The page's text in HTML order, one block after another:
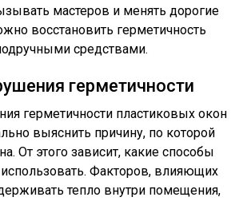
мастеров и менять дорогие
восстановить герметичность
средствами.
герметичности
герметичности пластиковых окон
выяснить причину, по которой
От этого зависит, какие способы
Факторов, влияющих
тепло внутри помещения,